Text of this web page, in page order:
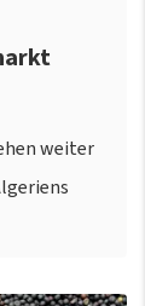
weiter